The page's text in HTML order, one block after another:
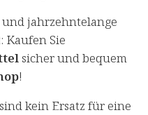
jahrzehntelange
Kaufen Sie
sicher und bequem
!
kein Ersatz für eine